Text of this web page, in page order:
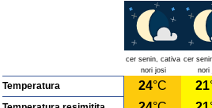
cer senin, cativa
nori josi
cer
nori
Temperatura 24°C 21